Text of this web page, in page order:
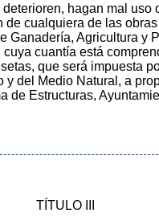
deterioren, hagan mal uso
de cualquiera de las
Ganadería, Agricultura y
cuya cuantía está
que será impuesta
y del Medio Natural, a
de Estructuras,
TÍTULO III